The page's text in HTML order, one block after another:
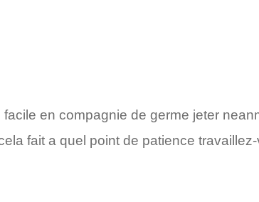
facile en compagnie de germe jeter
fait a quel point de patience